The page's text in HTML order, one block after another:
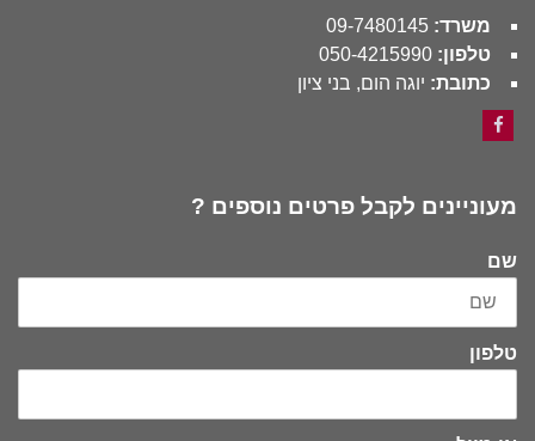
משרד: 09-7480145
טלפון: 050-4215990
כתובת: יוגה הום, בני ציון
מעוניינים לקבל פרטים נוספים ?
שם
טלפון